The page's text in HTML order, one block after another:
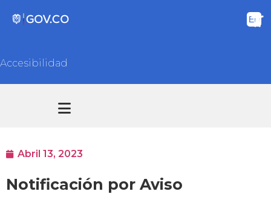
Accesibilidad
Abril 13, 2023
Notificación por Aviso